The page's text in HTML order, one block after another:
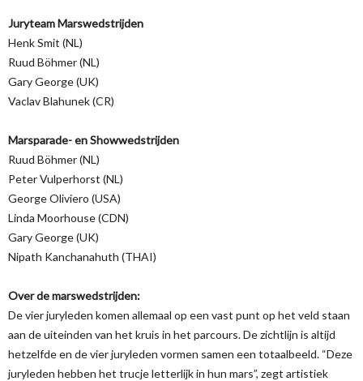
Juryteam Marswedstrijden
Henk Smit (NL)
Ruud Böhmer (NL)
Gary George (UK)
Vaclav Blahunek (CR)
Marsparade- en Showwedstrijden
Ruud Böhmer (NL)
Peter Vulperhorst (NL)
George Oliviero (USA)
Linda Moorhouse (CDN)
Gary George (UK)
Nipath Kanchanahuth (THAI)
Over de marswedstrijden:
De vier juryleden komen allemaal op een vast punt op het veld staan
aan de uiteinden van het kruis in het parcours. De zichtlijn is altijd
hetzelfde en de vier juryleden vormen samen een totaalbeeld. “Deze
juryleden hebben het trucje letterlijk in hun mars”, zegt artistiek